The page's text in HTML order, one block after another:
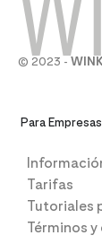
© 2023 -
Para Empresas
Tarifas
Tutoriales
Términos